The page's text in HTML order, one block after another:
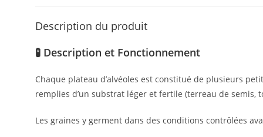
Description du produit
🧪 Description et Fonctionnement
Chaque plateau d’alvéoles est constitué de plusieurs
remplies d’un substrat léger et fertile (terreau de semis,
Les graines y germent dans des conditions contrôlées